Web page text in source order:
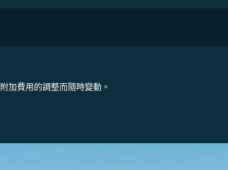
加費用的調整而隨時變動。